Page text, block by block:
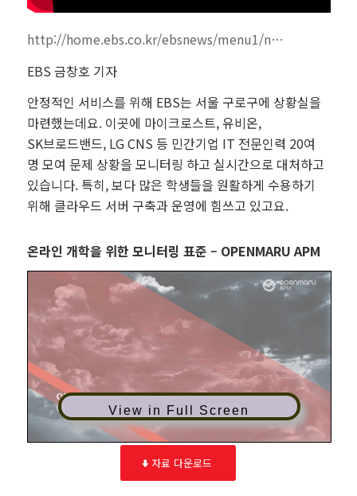
http://home.ebs.co.kr/ebsnews/menu1/n…
EBS 금창호 기자
안정적인 서비스를 위해 EBS는 서울 구로구에 상황실을
마련했는데요. 이곳에 마이크로스트, 유비온,
SK브로드밴드, LG CNS 등 민간기업 IT 전문인력 20여
명 모여 문제 상황을 모니터링 하고 실시간으로 대처하고
있습니다. 특히, 보다 많은 학생들을 원활하게 수용하기
위해 클라우드 서버 구축과 운영에 힘쓰고 있고요.
온라인 개학을 위한 모니터링 표준 – OPENMARU APM
View in Full Screen
자료 다운로드